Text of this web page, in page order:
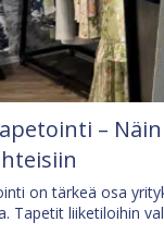
–
on tärkeä osa
Tapetit liiketiloihin